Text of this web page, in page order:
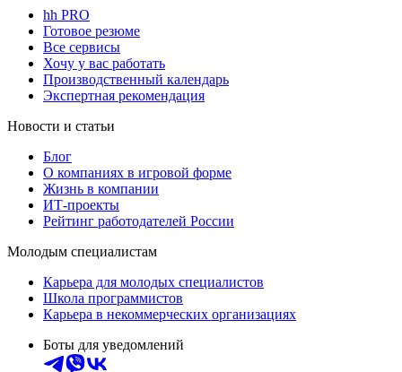
hh PRO
Готовое резюме
Все сервисы
Хочу у вас работать
Производственный календарь
Экспертная рекомендация
Новости и статьи
Блог
О компаниях в игровой форме
Жизнь в компании
ИТ-проекты
Рейтинг работодателей России
Молодым специалистам
Карьера для молодых специалистов
Школа программистов
Карьера в некоммерческих организациях
Боты для уведомлений